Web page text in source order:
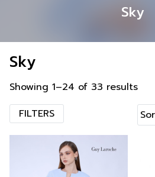
Sky
Sky
Showing 1–24 of 33 results
FILTERS
ข้าสู่ระบบด้วย LINE
คลิกที่นี่เพื่อสมัครสมาชิก
ชี รวมถึงจุดประสงค์อื่นๆ ตาม